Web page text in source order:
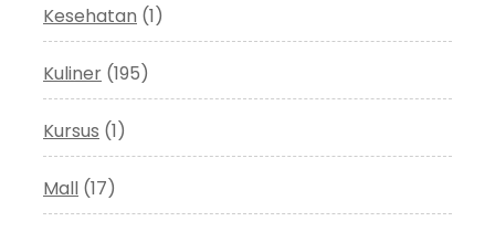
Kesehatan (1)
Kuliner (195)
Kursus (1)
Mall (17)